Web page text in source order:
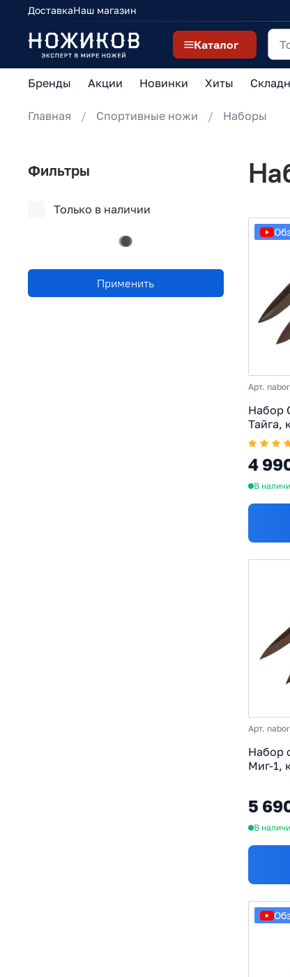
ДоставкаНаш магазин
Каталог
Бренды Акции Новинки Хиты
Главная Спортивные ножи Наборы
Арт.
Набор
Тайга,
65Г
4
В
Арт.
Набор
Миг-1,
5
В
Фильтры
Только в наличии
Применить